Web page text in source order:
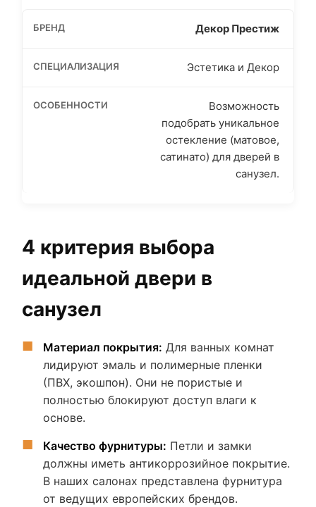
Декор Престиж
Эстетика и Декор
Возможность
подобрать уникальное
остекление (матовое,
сатинато) для дверей в
санузел.
4 критерия выбора
идеальной двери в
санузел
Материал покрытия: Для ванных комнат
лидируют эмаль и полимерные пленки
(ПВХ, экошпон). Они не пористые и
полностью блокируют доступ влаги к
основе.
Качество фурнитуры: Петли и замки
должны иметь антикоррозийное покрытие.
В наших салонах представлена фурнитура
от ведущих европейских брендов.